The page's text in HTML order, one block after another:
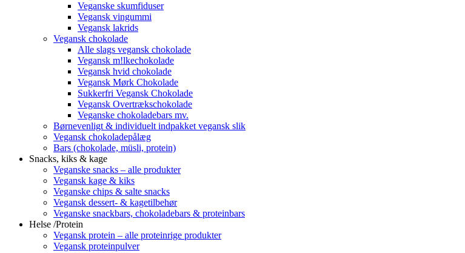
Veganske skumfiduser
Vegansk vingummi
Vegansk lakrids
Vegansk chokolade
Alle slags vegansk chokolade
Vegansk m!lkechokolade
Vegansk hvid chokolade
Vegansk Mørk Chokolade
Sukkerfri Vegansk Chokolade
Vegansk Overtrækschokolade
Veganske chokoladebars mv.
Børnevenligt & individuelt indpakket vegansk slik
Vegansk chokoladepålæg
Bars (chokolade, müsli, protein)
Snacks, kiks & kage
Veganske snacks – alle produkter
Vegansk kage & kiks
Veganske chips & salte snacks
Vegansk dessert- & kagetilbehør
Veganske snackbars, chokoladebars & proteinbars
Helse /Protein
Vegansk protein – alle proteinrige produkter
Vegansk proteinpulver